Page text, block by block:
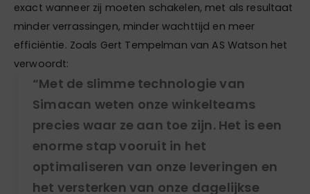
exact wanneer zij moeten schakelen, met als resultaat
minder verrassingen, minder wachttijd en meer
efficiëntie. Zoals Gert Tempelman van AS Watson het
verwoordt:
“Met de slimme technologie van
Simacan weten onze winkelteams
precies waar ze aan toe zijn. Het is een
enorme stap vooruit in het
optimaliseren van onze leveringen en
het versterken van onze dagelijkse